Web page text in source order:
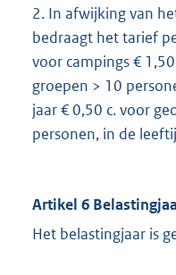
2. In afwijking van
bedraagt het tarief
voor campings €
groepen > 10
jaar € 0,50 c. voor
personen, in de
Artikel 6
Het belastingjaar is